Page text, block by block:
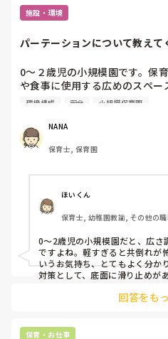
施設・環境
パーテーションについて教えて
0〜２歳児の小規模園です。保
や食事に使用する広めのスペ
り回ったりして落ち着かないの
うな素材で軽いので、ちょっと
まり立ちが不安定な子にとって
す。かと言って固定してしま
しっかりした重いものを置い
い勝手が悪く、子どもがぶつ
ました。
皆さんの園ではどんなもので工
環境構成 安全 小規模保育園
NANA
保育士, 保育園
ほいくん
保育士, 幼稚園教諭, その他の
0〜2歳児の小規模園だと、広さ
ですよね。軽すぎると共倒れが
いうお気持ち、とてもよく分か
対策として、底面に滑り止めが
た、ストッパー付きキャスター
り、脚元に水入りペットボトル
回答をも
保育・お仕事